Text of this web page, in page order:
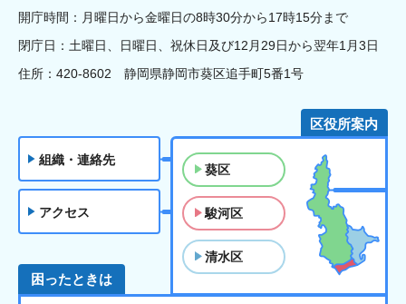
開庁時間：月曜日から金曜日の8時30分から17時15分まで
閉庁日：土曜日、日曜日、祝休日及び12月29日から翌年1月3日
住所：420-8602 静岡県静岡市葵区追手町5番1号
組織・連絡先
アクセス
区役所案内
葵区
駿河区
清水区
困ったときは